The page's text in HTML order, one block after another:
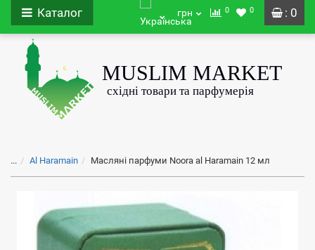
: 0
Каталог грн 0 0
... Al Haramain Масляні парфуми Noora al Haramain 12 мл